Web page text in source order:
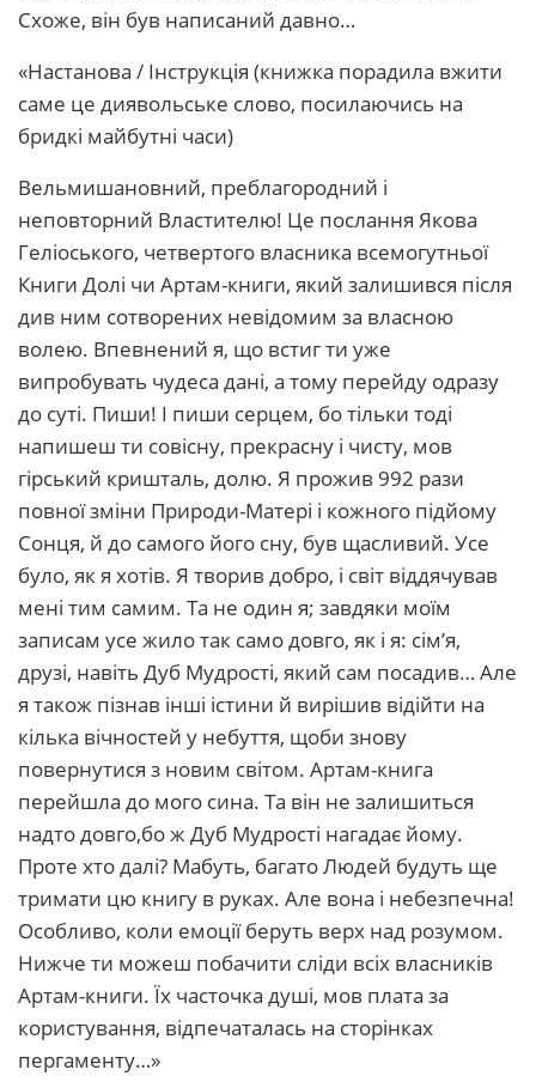
Схоже, він був написаний давно…
«Настанова / Інструкція (книжка порадила вжити
саме це диявольське слово, посилаючись на
бридкі майбутні часи)
Вельмишановний, преблагородний і
неповторний Властителю! Це послання Якова
Геліоського, четвертого власника всемогутньої
Книги Долі чи Артам-книги, який залишився після
див ним сотворених невідомим за власною
волею. Впевнений я, що встиг ти уже
випробувать чудеса дані, а тому перейду одразу
до суті. Пиши! І пиши серцем, бо тільки тоді
напишеш ти совісну, прекрасну і чисту, мов
гірський кришталь, долю. Я прожив 992 рази
повної зміни Природи-Матері і кожного підйому
Сонця, й до самого його сну, був щасливий. Усе
було, як я хотів. Я творив добро, і світ віддячував
мені тим самим. Та не один я; завдяки моїм
записам усе жило так само довго, як і я: сім’я,
друзі, навіть Дуб Мудрості, який сам посадив… Але
я також пізнав інші істини й вирішив відійти на
кілька вічностей у небуття, щоби знову
повернутися з новим світом. Артам-книга
перейшла до мого сина. Та він не залишиться
надто довго,бо ж Дуб Мудрості нагадає йому.
Проте хто далі? Мабуть, багато Людей будуть ще
тримати цю книгу в руках. Але вона і небезпечна!
Особливо, коли емоції беруть верх над розумом.
Нижче ти можеш побачити сліди всіх власників
Артам-книги. Їх часточка душі, мов плата за
користування, відпечаталась на сторінках
пергаменту…»